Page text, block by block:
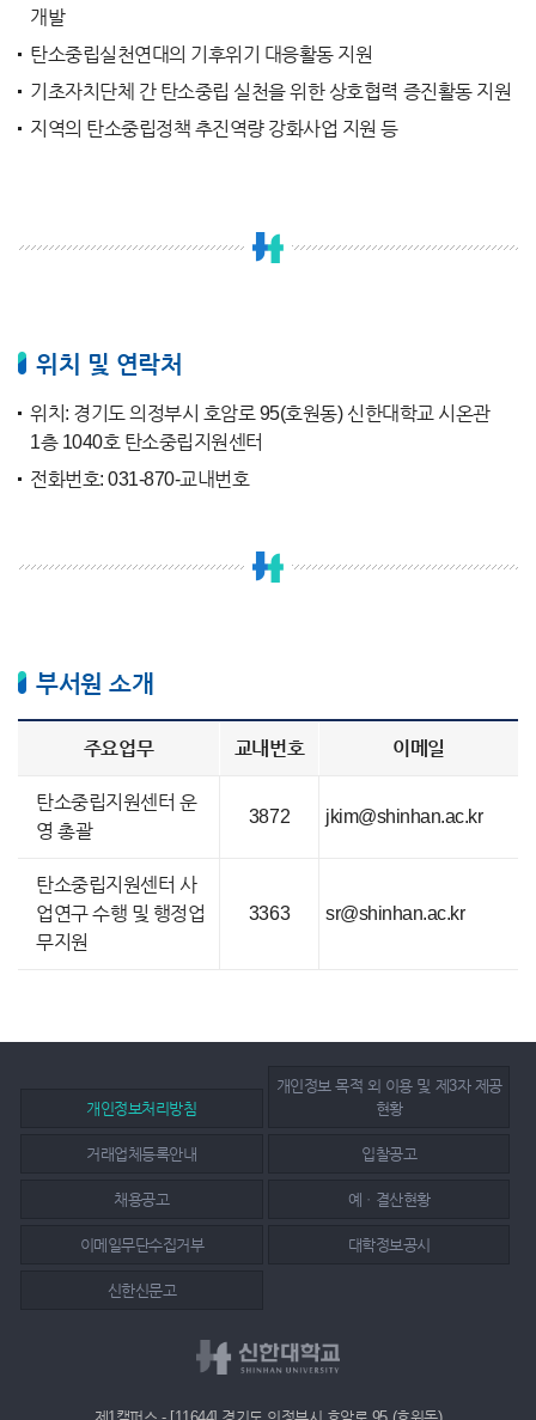
개발
탄소중립실천연대의 기후위기 대응활동 지원
기초자치단체 간 탄소중립 실천을 위한 상호협력 증진활동 지원
지역의 탄소중립정책 추진역량 강화사업 지원 등
위치 및 연락처
위치: 경기도 의정부시 호암로 95(호원동) 신한대학교 시온관
1층 1040호 탄소중립지원센터
전화번호: 031-870-교내번호
부서원 소개
주요업무 교내번호 이메일
탄소중립지원센터 운
영 총괄
3872 jkim@shinhan.ac.kr
탄소중립지원센터 사
업연구 수행 및 행정업
무지원
3363 sr@shinhan.ac.kr
개인정보처리방침
개인정보 목적 외 이용 및 제3자 제공
현황
거래업체등록안내 입찰공고
채용공고 예ㆍ결산현황
이메일무단수집거부 대학정보공시
신한신문고